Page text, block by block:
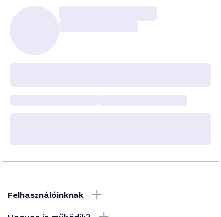
Felhasználóinknak